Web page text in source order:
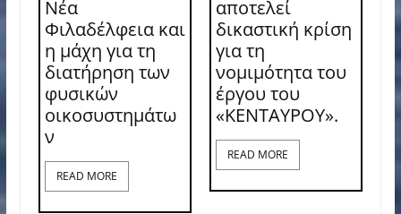
Νέα
Φιλαδέλφεια και
η μάχη για τη
διατήρηση των
φυσικών
οικοσυστημάτω
ν
READ MORE
αποτελεί
δικαστική κρίση
για τη
νομιμότητα του
έργου του
«ΚΕΝΤΑΥΡΟΥ».
READ MORE